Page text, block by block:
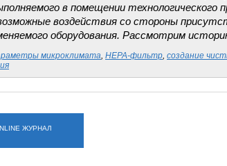
в помещении технологического
воздействия со стороны
оборудования. Рассмотрим
микроклимата, НЕРА-фильтр, создание
ЖУРНАЛ